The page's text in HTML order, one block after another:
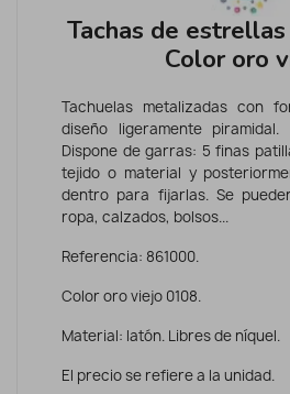
Tachas de
Color oro
Tachuelas metalizadas con
diseño ligeramente piramidal.
Dispone de garras: 5 finas
tejido o material y
dentro para fijarlas. Se
ropa, calzados, bolsos...
Referencia: 861000.
Color oro viejo 0108.
Material: latón. Libres de níquel.
El precio se refiere a la unidad.